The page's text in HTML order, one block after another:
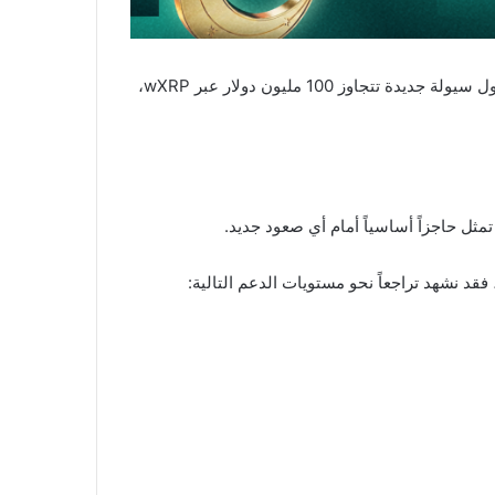
يتداول سعر SOL قرب مستوى 88 دولاراً، مع اقترابه من منطقة مقاومة حاسمة قد تحدد الاتجاه القادم. يأتي ذلك بالتزامن مع دخول سيولة جديدة تتجاوز 100 مليون دولار عبر wXRP،